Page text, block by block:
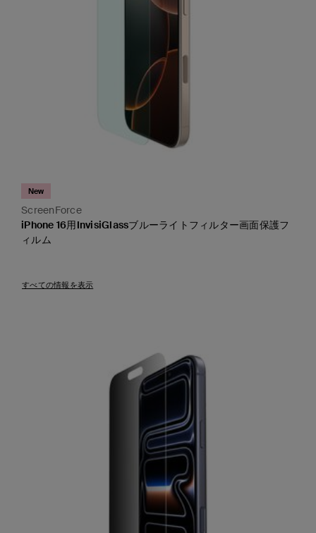
ScreenForce
New
iPhone 16用InvisiGlassブルーライトフィルター画面保護フ
ィルム
すべての情報を表示